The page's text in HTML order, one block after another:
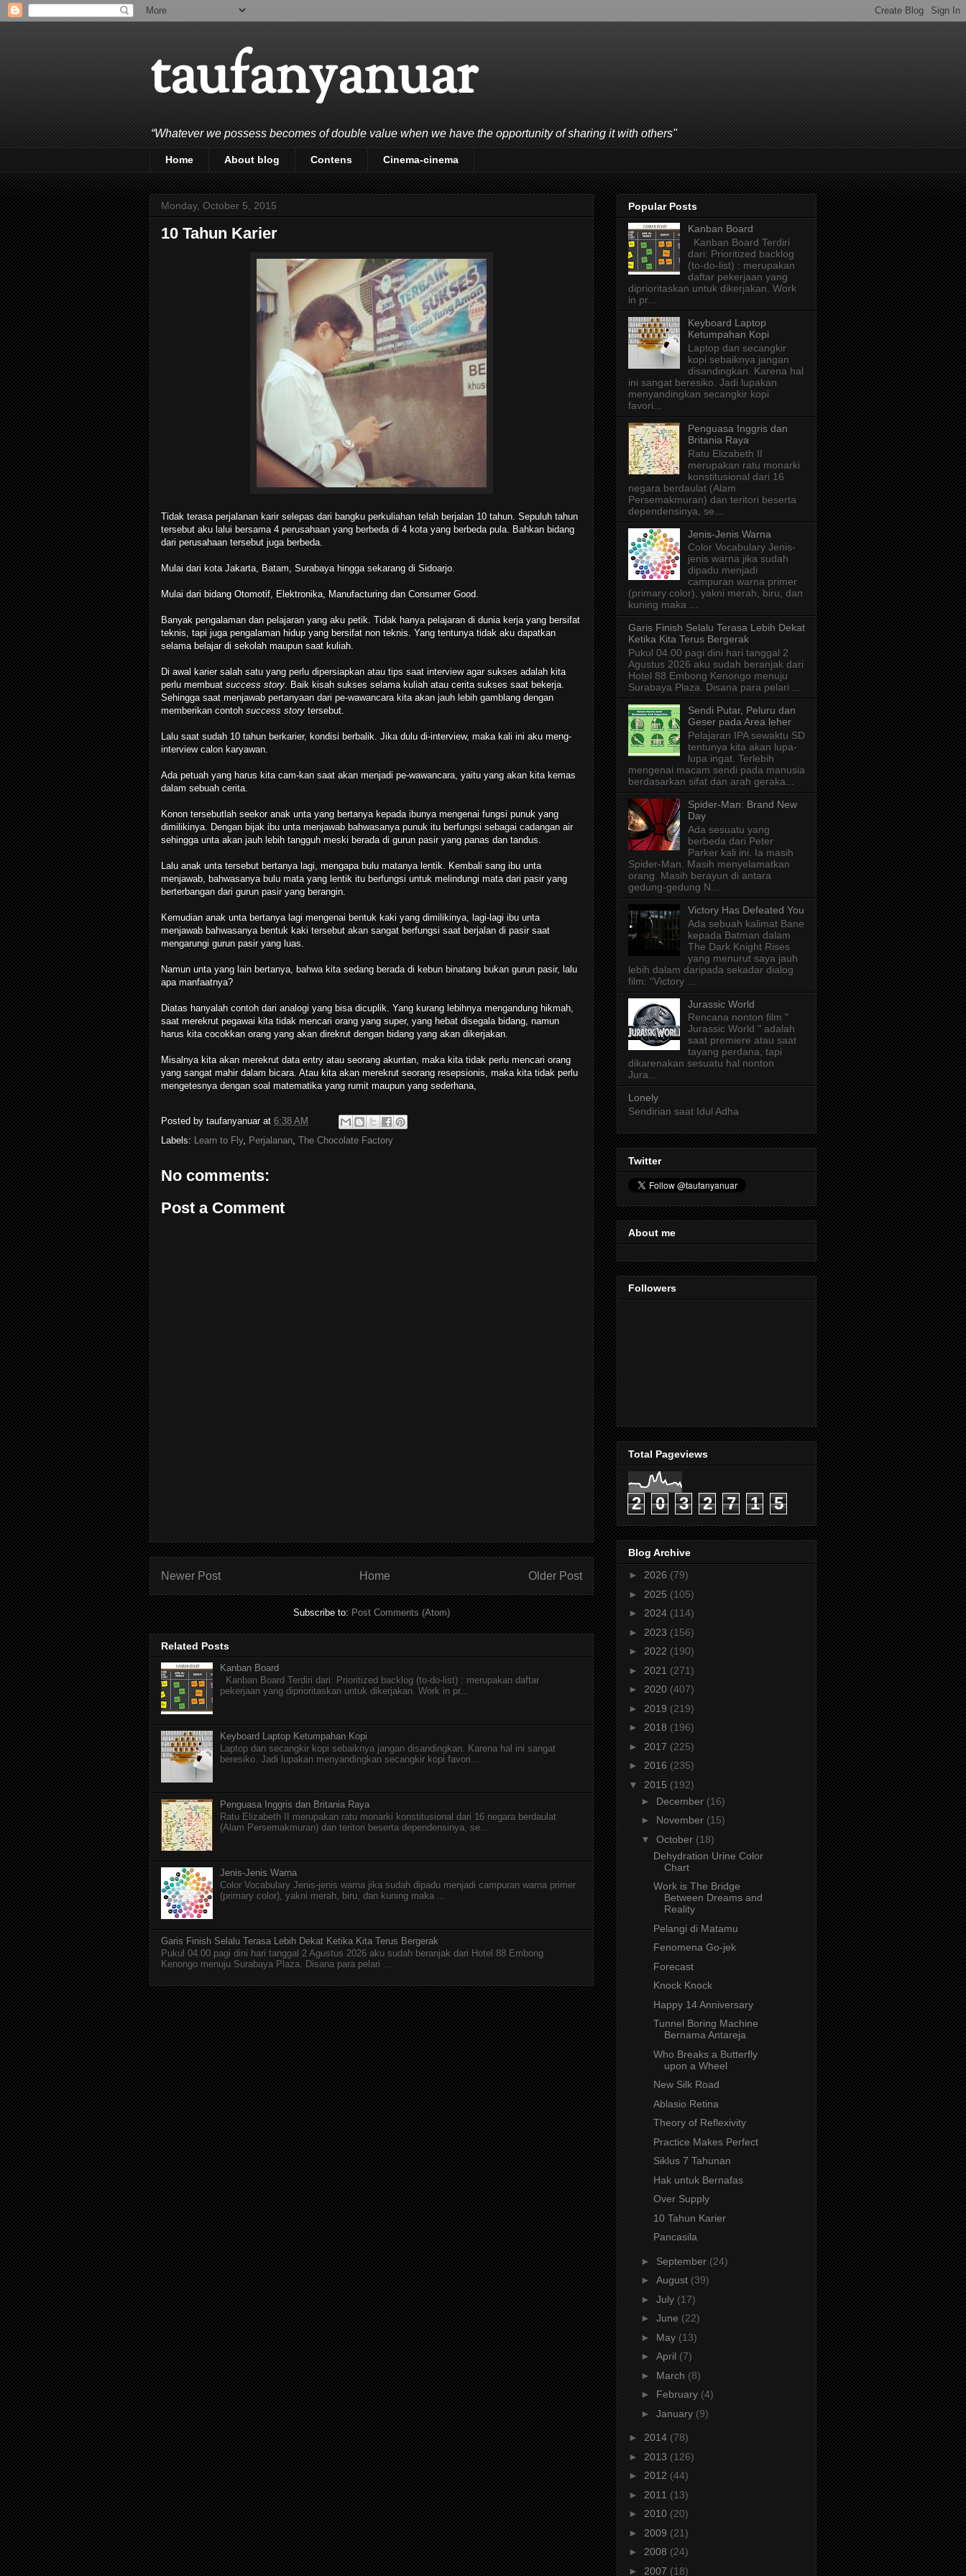
taufanyanuar
“Whatever we possess becomes of double value when we have the opportunity of sharing it with others"
Home About blog Contens Cinema-cinema
Monday, October 5, 2015
10 Tahun Karier
Tidak terasa perjalanan karir selepas dari bangku perkuliahan telah berjalan 10 tahun. Sepuluh tahun
tersebut aku lalui bersama 4 perusahaan yang berbeda di 4 kota yang berbeda pula. Bahkan bidang
dari perusahaan tersebut juga berbeda.
Mulai dari kota Jakarta, Batam, Surabaya hingga sekarang di Sidoarjo.
Mulai dari bidang Otomotif, Elektronika, Manufacturing dan Consumer Good.
Banyak pengalaman dan pelajaran yang aku petik. Tidak hanya pelajaran di dunia kerja yang bersifat
teknis, tapi juga pengalaman hidup yang bersifat non teknis. Yang tentunya tidak aku dapatkan
selama belajar di sekolah maupun saat kuliah.
Di awal karier salah satu yang perlu dipersiapkan atau tips saat interview agar sukses adalah kita
perlu membuat success story . Baik kisah sukses selama kuliah atau cerita sukses saat bekerja.
Sehingga saat menjawab pertanyaan dari pe-wawancara kita akan jauh lebih gamblang dengan
memberikan contoh success story tersebut.
Lalu saat sudah 10 tahun berkarier, kondisi berbalik. Jika dulu di-interview, maka kali ini aku meng-
interview calon karyawan.
Ada petuah yang harus kita cam-kan saat akan menjadi pe-wawancara, yaitu yang akan kita kemas
dalam sebuah cerita.
Konon tersebutlah seekor anak unta yang bertanya kepada ibunya mengenai fungsi punuk yang
dimilikinya. Dengan bijak ibu unta menjawab bahwasanya punuk itu berfungsi sebagai cadangan air
sehingga unta akan jauh lebih tangguh meski berada di gurun pasir yang panas dan tandus.
Lalu anak unta tersebut bertanya lagi, mengapa bulu matanya lentik. Kembali sang ibu unta
menjawab, bahwasanya bulu mata yang lentik itu berfungsi untuk melindungi mata dari pasir yang
berterbangan dari gurun pasir yang berangin.
Kemudian anak unta bertanya lagi mengenai bentuk kaki yang dimilikinya, lagi-lagi ibu unta
menjawab bahwasanya bentuk kaki tersebut akan sangat berfungsi saat berjalan di pasir saat
mengarungi gurun pasir yang luas.
Namun unta yang lain bertanya, bahwa kita sedang berada di kebun binatang bukan gurun pasir, lalu
apa manfaatnya?
Diatas hanyalah contoh dari analogi yang bisa dicuplik. Yang kurang lebihnya mengandung hikmah,
saat merekrut pegawai kita tidak mencari orang yang super, yang hebat disegala bidang, namun
harus kita cocokkan orang yang akan direkrut dengan bidang yang akan dikerjakan.
Misalnya kita akan merekrut data entry atau seorang akuntan, maka kita tidak perlu mencari orang
yang sangat mahir dalam bicara. Atau kita akan merekrut seorang resepsionis, maka kita tidak perlu
mengetesnya dengan soal matematika yang rumit maupun yang sederhana,
Posted by taufanyanuar at 6:38 AM
Labels:
Learn to Fly, Perjalanan The Chocolate Factory
No comments:
Post a Comment
Newer Post Older Post
Home
Subscribe to:Post Comments (Atom)
Related Posts
Kanban Board
Kanban Board Terdiri dari: Prioritized backlog (to-do-list) : merupakan daftar
pekerjaan yang diprioritaskan untuk dikerjakan. Work in pr...
Keyboard Laptop Ketumpahan Kopi
Laptop dan secangkir kopi sebaiknya jangan disandingkan. Karena hal ini sangat
beresiko. Jadi lupakan menyandingkan secangkir kopi favori...
Penguasa Inggris dan Britania Raya
Ratu Elizabeth II merupakan ratu monarki konstitusional dari 16 negara berdaulat
(Alam Persemakmuran) dan teritori beserta dependensinya, se...
Jenis-Jenis Warna
Color Vocabulary Jenis-jenis warna jika sudah dipadu menjadi campuran warna primer
(primary color), yakni merah, biru, dan kuning maka ...
Garis Finish Selalu Terasa Lebih Dekat Ketika Kita Terus Bergerak
Pukul 04.00 pagi dini hari tanggal 2 Agustus 2026 aku sudah beranjak dari Hotel 88 Embong
Kenongo menuju Surabaya Plaza. Disana para pelari ...
Popular Posts
Kanban Board
Kanban Board Terdiri
dari: Prioritized backlog
(to-do-list) : merupakan
daftar pekerjaan yang
diprioritaskan untuk dikerjakan. Work
in pr...
Keyboard Laptop
Ketumpahan Kopi
Laptop dan secangkir
kopi sebaiknya jangan
disandingkan. Karena hal
ini sangat beresiko. Jadi lupakan
menyandingkan secangkir kopi
favori...
Penguasa Inggris dan
Britania Raya
Ratu Elizabeth II
merupakan ratu monarki
konstitusional dari 16
negara berdaulat (Alam
Persemakmuran) dan teritori beserta
dependensinya, se...
Jenis-Jenis Warna
Color Vocabulary Jenis-
jenis warna jika sudah
dipadu menjadi
campuran warna primer
(primary color), yakni merah, biru, dan
kuning maka ...
Garis Finish Selalu Terasa Lebih Dekat
Ketika Kita Terus Bergerak
Pukul 04.00 pagi dini hari tanggal 2
Agustus 2026 aku sudah beranjak dari
Hotel 88 Embong Kenongo menuju
Surabaya Plaza. Disana para pelari ...
Sendi Putar, Peluru dan
Geser pada Area leher
Pelajaran IPA sewaktu SD
tentunya kita akan lupa-
lupa ingat. Terlebih
mengenai macam sendi pada manusia
berdasarkan sifat dan arah geraka...
Spider-Man: Brand New
Day
Ada sesuatu yang
berbeda dari Peter
Parker kali ini. Ia masih
Spider-Man. Masih menyelamatkan
orang. Masih berayun di antara
gedung-gedung N...
Victory Has Defeated You
Ada sebuah kalimat Bane
kepada Batman dalam
The Dark Knight Rises
yang menurut saya jauh
lebih dalam daripada sekadar dialog
film: “Victory ...
Jurassic World
Rencana nonton film "
Jurassic World " adalah
saat premiere atau saat
tayang perdana, tapi
dikarenakan sesuatu hal nonton
Jura...
Lonely
Sendirian saat Idul Adha
Twitter
About me
Followers
Total Pageviews
2 0 3 2 7 1 5
Blog Archive
► 2026 (79)
► 2025 (105)
► 2024 (114)
► 2023 (156)
► 2022 (190)
► 2021 (271)
► 2020 (407)
► 2019 (219)
► 2018 (196)
► 2017 (225)
► 2016 (235)
▼ 2015 (192)
► December (16)
► November (15)
▼ October (18)
Dehydration Urine Color
Chart
Work is The Bridge
Between Dreams and
Reality
Pelangi di Matamu
Fenomena Go-jek
Forecast
Knock Knock
Happy 14 Anniversary
Tunnel Boring Machine
Bernama Antareja
Who Breaks a Butterfly
upon a Wheel
New Silk Road
Ablasio Retina
Theory of Reflexivity
Practice Makes Perfect
Siklus 7 Tahunan
Hak untuk Bernafas
Over Supply
10 Tahun Karier
Pancasila
► September (24)
► August (39)
► July (17)
► June (22)
► May (13)
► April (7)
► March (8)
► February (4)
► January (9)
► 2014 (78)
► 2013 (126)
► 2012 (44)
► 2011 (13)
► 2010 (20)
► 2009 (21)
► 2008 (24)
► 2007 (18)